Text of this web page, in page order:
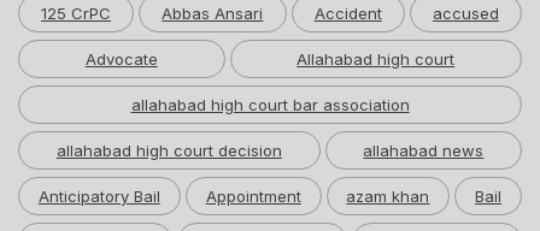
125 CrPC Abbas Ansari Accident accused
Advocate Allahabad high court
allahabad high court bar association
allahabad high court decision allahabad news
Anticipatory Bail Appointment azam khan Bail